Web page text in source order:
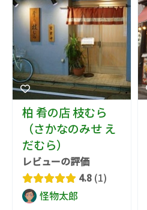
柏 肴の店 枝むら
（さかなのみせ え
だむら）
レビューの評価
4.8 1
怪物太郎